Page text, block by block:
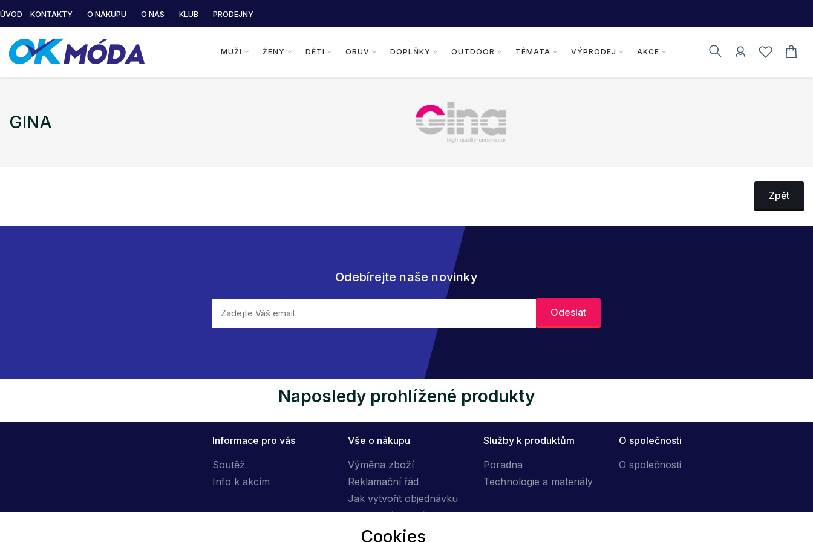
ÚVOD KONTAKTY O NÁKUPU O NÁS KLUB PRODEJNY
MUŽI ŽENY DĚTI OBUV DOPLŇKY OUTDOOR TÉMATA VÝPRODEJ AKCE
GINA
Zpět
Odebírejte naše novinky
Naposledy prohlížené produkty
Informace pro vás
Soutěž
Info k akcím
Vše o nákupu
Výměna zboží
Reklamační řád
Jak vytvořit objednávku
Obchodní podmínky
Doprava
Služby k produktům
Poradna
Technologie a materiály
O společnosti
O společnosti
Cookies